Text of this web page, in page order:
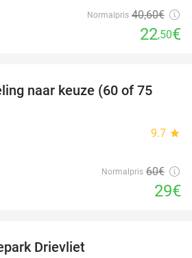
Normalpris 40,60€
22,50€
52%
naar keuze (60 of 75
9.7 star
Normalpris 60€
29€
Drievliet